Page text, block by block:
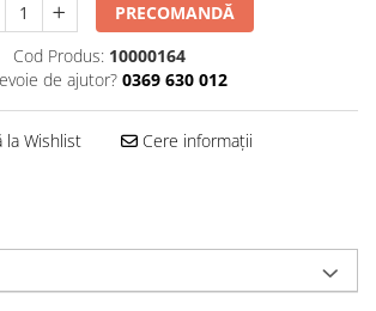
PRECOMANDĂ
Cod Produs: 10000164
de ajutor? 0369 630 012
la Wishlist Cere informații